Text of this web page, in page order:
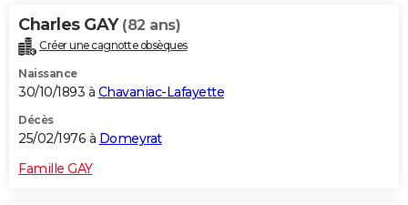
Charles GAY (82 ans)
Créer une cagnotte obsèques
Naissance
30/10/1893 à Chavaniac-Lafayette
Décès
25/02/1976 à Domeyrat
Famille GAY